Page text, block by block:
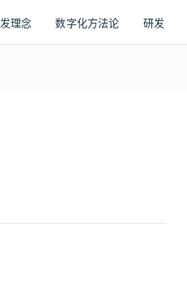
理念 数字化方法论 研发